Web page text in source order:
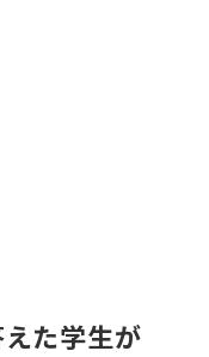
た学生が